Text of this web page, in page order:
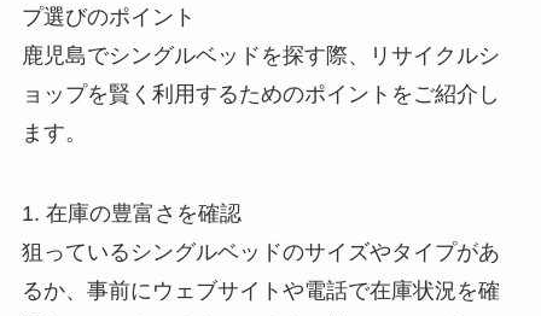
プ選びのポイント
鹿児島でシングルベッドを探す際、リサイクルシ
ョップを賢く利用するためのポイントをご紹介し
ます。
1. 在庫の豊富さを確認
狙っているシングルベッドのサイズやタイプがあ
るか、事前にウェブサイトや電話で在庫状況を確